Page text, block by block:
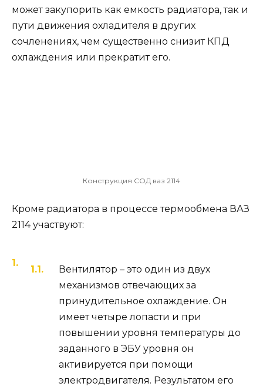
может закупорить как емкость радиатора, так и
пути движения охладителя в других
сочленениях, чем существенно снизит КПД
охлаждения или прекратит его.
Конструкция СОД ваз 2114
Кроме радиатора в процессе термообмена ВАЗ
2114 участвуют:
Вентилятор – это один из двух
механизмов отвечающих за
принудительное охлаждение. Он
имеет четыре лопасти и при
повышении уровня температуры до
заданного в ЭБУ уровня он
активируется при помощи
электродвигателя. Результатом его